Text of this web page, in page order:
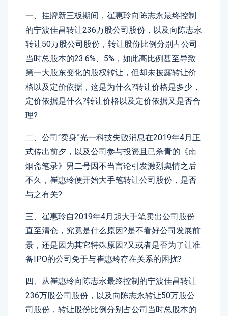
一、挂牌新三板期间，崔惠玲向陈志永最终控制
的宁波佳昌转让236万股公司股份，以及向陈志永
转让50万股公司股份，转让股份比例分别占公司
当时总股本的23.6%、5%，如此高比例甚至导致
第一大股东变化的股权转让，但却未披露转让价
格以及定价依据，这是为什么?转让价格是多少，
定价依据是什么?转让价格以及定价依据又是否合
理?
二、公司“卖身”光一科技失败消息在2019年4月正
式传出前夕，以及公司参与投资且已杀青的《南
烟斋笔录》男二号因不当言论引发激烈舆情之后
不久，崔惠玲便开始大手笔转让公司股份，是否
与之有关?
三、崔惠玲自2019年4月起大手笔卖出公司股份
直至清仓，究竟是什么原因?是不看好公司发展前
景，还是因为其它特殊原因?又或者是否为了让准
备IPO的公司免于与崔惠玲存在关系的困扰?
四、从崔惠玲向陈志永最终控制的宁波佳昌转让
236万股公司股份，以及向陈志永转让50万股公
司股份，转让股份比例分别占公司当时总股本的